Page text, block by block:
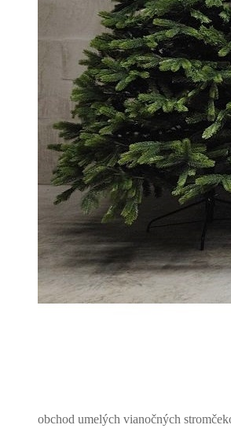
obchod umelých vianočných